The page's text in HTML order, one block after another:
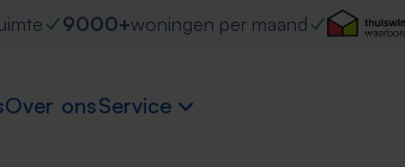
9000+woningen per maand
Over onsService